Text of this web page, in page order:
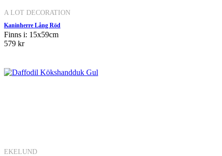
A LOT DECORATION
Kaninherre Lång Röd
Finns i: 15x59cm
579 kr
EKELUND